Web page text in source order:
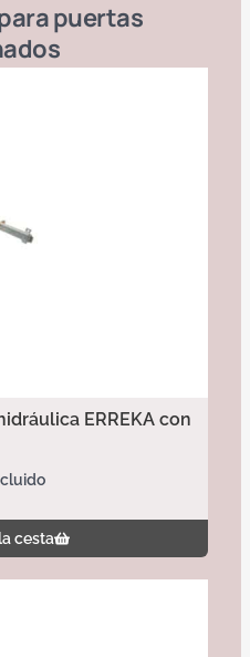
puertas
ERREKA con
cesta